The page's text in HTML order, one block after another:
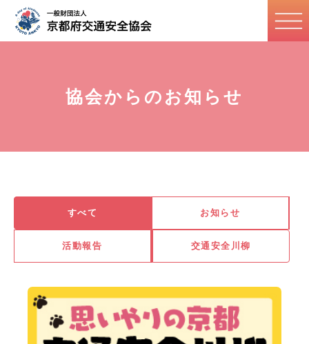
協会からのお知らせ
すべて お知らせ
活動報告 交通安全川柳